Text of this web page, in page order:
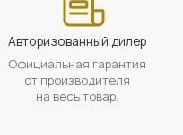
Авторизованный дилер
Официальная гарантия
от производителя
на весь товар.